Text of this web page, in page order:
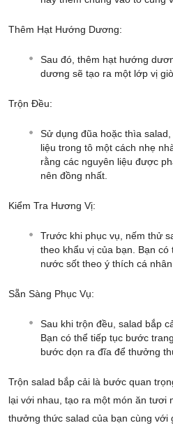
Thêm Hạt Hướng Dương:
Sau đó, thêm hạt hướng
dương sẽ tạo ra một lớp vị
Trộn Đều:
Sử dụng đũa hoặc thìa
liệu trong tô một cách nhẹ
rằng các nguyên liệu được
nên đồng nhất.
Kiểm Tra Hương Vị:
Trước khi phục vụ, nếm thử
theo khẩu vị của bạn. Bạn
nước sốt theo ý thích cá
Sẵn Sàng Phục Vụ:
Sau khi trộn đều, salad bắp
Bạn có thể tiếp tục bước
bước dọn ra đĩa để thưởng
Trộn salad bắp cải là bước quan
lại với nhau, tạo ra một món ăn tươi
thưởng thức salad của bạn cùng với